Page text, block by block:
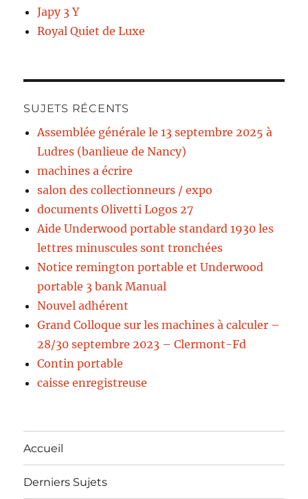
Japy 3 Y
Royal Quiet de Luxe
SUJETS RÉCENTS
Assemblée générale le 13 septembre 2025 à
Ludres (banlieue de Nancy)
machines a écrire
salon des collectionneurs / expo
documents Olivetti Logos 27
Aide Underwood portable standard 1930 les
lettres minuscules sont tronchées
Notice remington portable et Underwood
portable 3 bank Manual
Nouvel adhérent
Grand Colloque sur les machines à calculer –
28/30 septembre 2023 – Clermont-Fd
Contin portable
caisse enregistreuse
Accueil
Derniers Sujets